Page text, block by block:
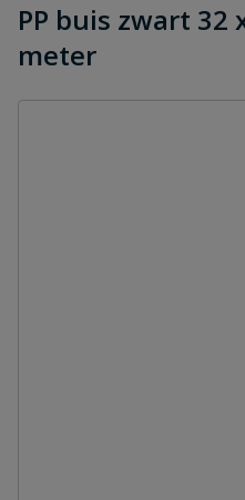
PP buis zwart 32
meter